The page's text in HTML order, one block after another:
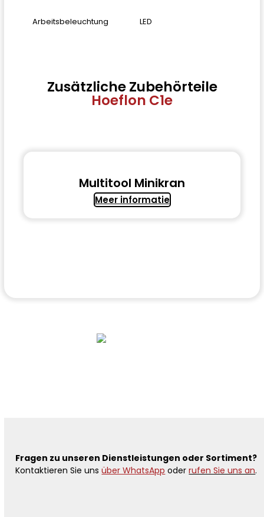
Arbeitsbeleuchtung LED
Zusätzliche Zubehörteile
Hoeflon C1e
Multitool Minikran
Meer informatie
Fragen zu unseren Dienstleistungen oder Sortiment?
Kontaktieren Sie unsüber WhatsApp oderrufen Sie uns an.